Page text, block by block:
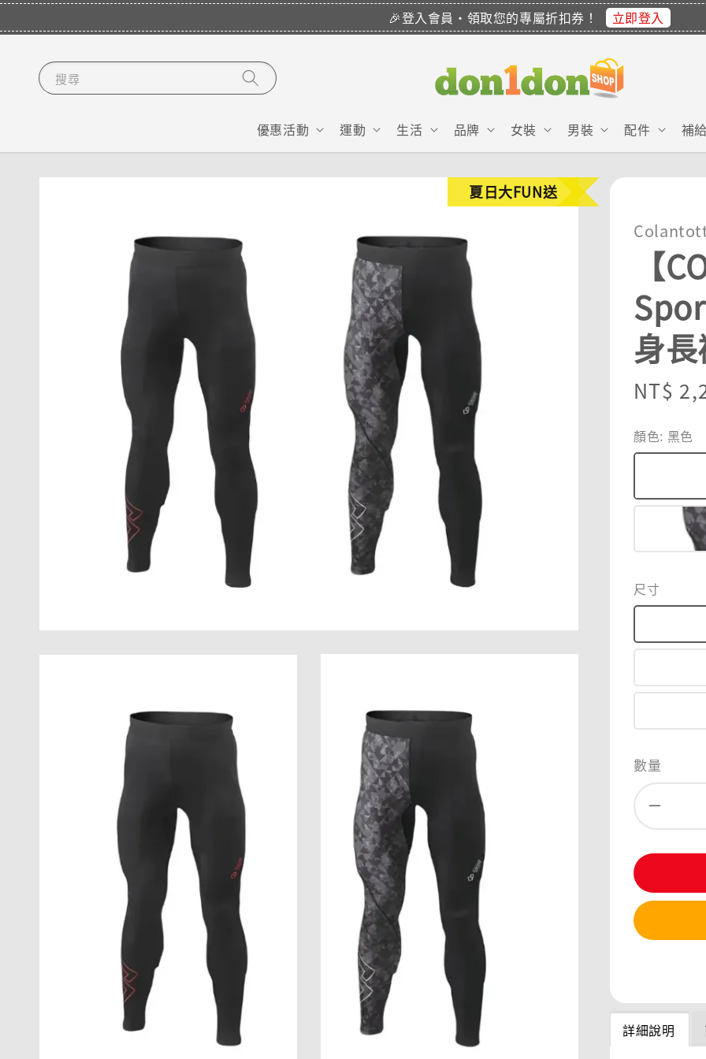
🎉登入會員・領取您的專屬折扣券！ 立即登入
搜尋
優惠活動 運動 生活 品牌 女裝 男裝 配件 補
夏日大FUN送
【
身
NT$
顏色: 黑色
尺寸
數量
詳細說明